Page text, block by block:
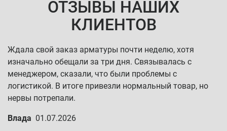
ОТЗЫВЫ НАШИХ
КЛИЕНТОВ
Ждала свой заказ арматуры почти неделю, хотя
изначально обещали за три дня. Связывалась с
менеджером, сказали, что были проблемы с
логистикой. В итоге привезли нормальный товар, но
нервы потрепали.
Влада 01.07.2026